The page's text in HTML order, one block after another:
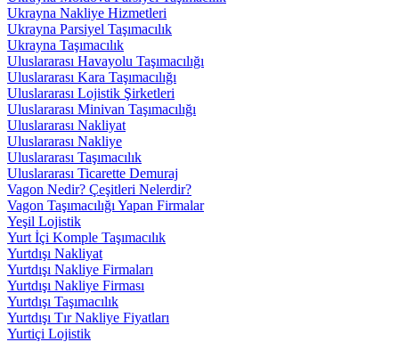
Ukrayna Nakliye Hizmetleri
Ukrayna Parsiyel Taşımacılık
Ukrayna Taşımacılık
Uluslararası Havayolu Taşımacılığı
Uluslararası Kara Taşımacılığı
Uluslararası Lojistik Şirketleri
Uluslararası Minivan Taşımacılığı
Uluslararası Nakliyat
Uluslararası Nakliye
Uluslararası Taşımacılık
Uluslararası Ticarette Demuraj
Vagon Nedir? Çeşitleri Nelerdir?
Vagon Taşımacılığı Yapan Firmalar
Yeşil Lojistik
Yurt İçi Komple Taşımacılık
Yurtdışı Nakliyat
Yurtdışı Nakliye Firmaları
Yurtdışı Nakliye Firması
Yurtdışı Taşımacılık
Yurtdışı Tır Nakliye Fiyatları
Yurtiçi Lojistik